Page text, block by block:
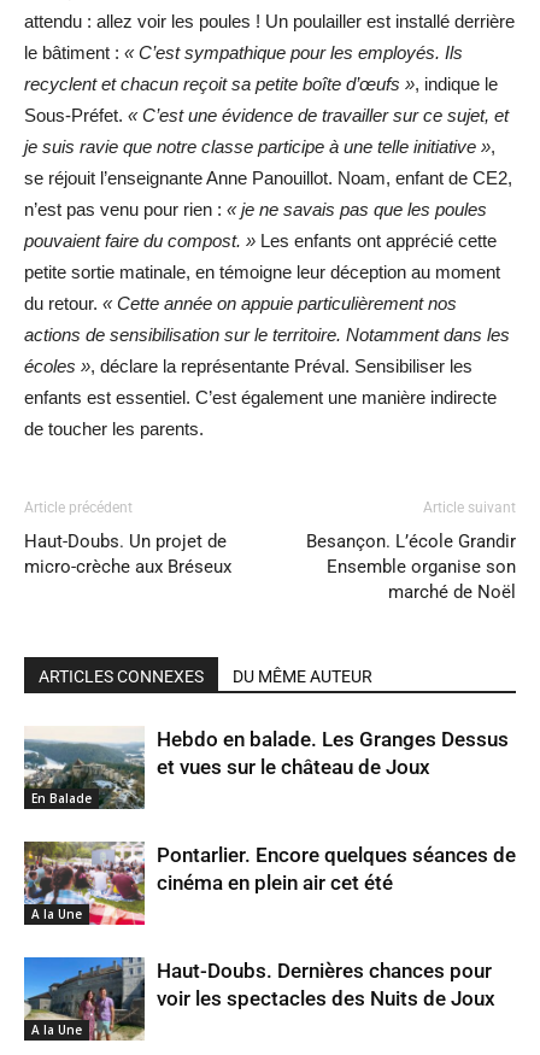
attendu : allez voir les poules ! Un poulailler est installé derrière
le bâtiment : « C’est sympathique pour les employés. Ils
recyclent et chacun reçoit sa petite boîte d’œufs », indique le
Sous-Préfet. « C’est une évidence de travailler sur ce sujet, et
je suis ravie que notre classe participe à une telle initiative »,
se réjouit l’enseignante Anne Panouillot. Noam, enfant de CE2,
n’est pas venu pour rien : « je ne savais pas que les poules
pouvaient faire du compost. » Les enfants ont apprécié cette
petite sortie matinale, en témoigne leur déception au moment
du retour. « Cette année on appuie particulièrement nos
actions de sensibilisation sur le territoire. Notamment dans les
écoles », déclare la représentante Préval. Sensibiliser les
enfants est essentiel. C’est également une manière indirecte
de toucher les parents.
Article précédent
Haut-Doubs. Un projet de
micro-crèche aux Bréseux
Article suivant
Besançon. L’école Grandir
Ensemble organise son
marché de Noël
ARTICLES CONNEXES DU MÊME AUTEUR
En Balade
Hebdo en balade. Les Granges Dessus
et vues sur le château de Joux
A la Une
Pontarlier. Encore quelques séances de
cinéma en plein air cet été
A la Une
Haut-Doubs. Dernières chances pour
voir les spectacles des Nuits de Joux